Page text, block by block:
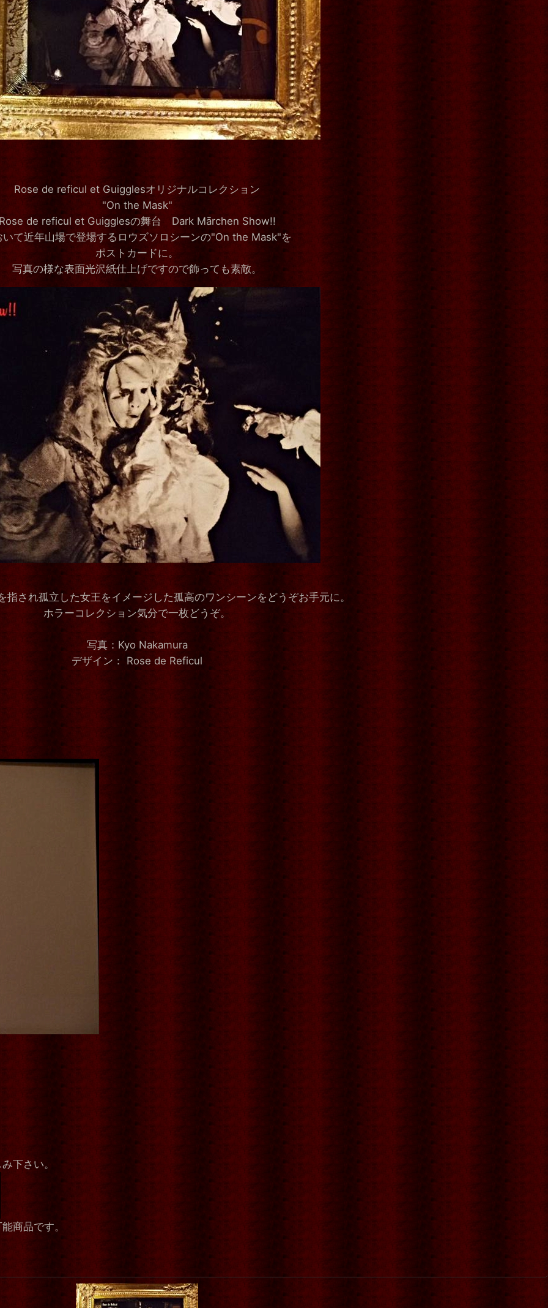
Rose de reficul et Guigglesオリジナルコレクション
"On the Mask"
de reficul et Guigglesの舞台 Dark Mārchen Show!!
いて近年山場で登場するロウズソロシーンの"On the Mask"を
ポストカードに。
写真の様な表面光沢紙仕上げですので飾っても素敵。
指され孤立した女王をイメージした孤高のワンシーンをどうぞお手元に。
ホラーコレクション気分で一枚どうぞ。
写真：Kyo Nakamura
デザイン： Rose de Reficul
下さい。
商品です。